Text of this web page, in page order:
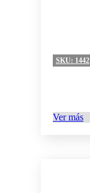
SKU: 1442
Ver más